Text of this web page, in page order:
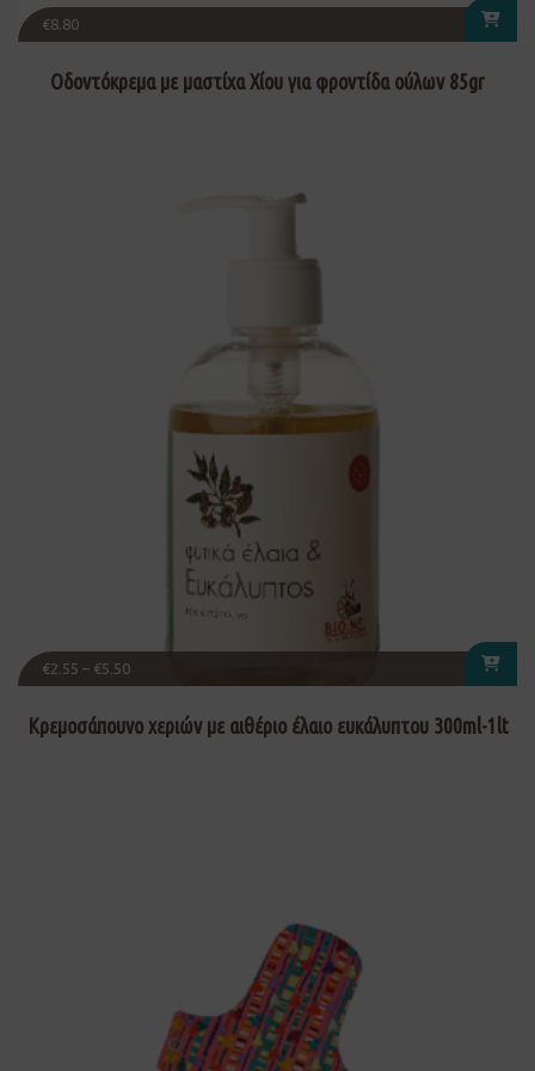
€8.80
Οδοντόκρεμα με μαστίχα Χίου για φροντίδα ούλων 85gr
€2.55 – €5.50
Κρεμοσάπουνο χεριών με αιθέριο έλαιο ευκάλυπτου 300ml-1lt